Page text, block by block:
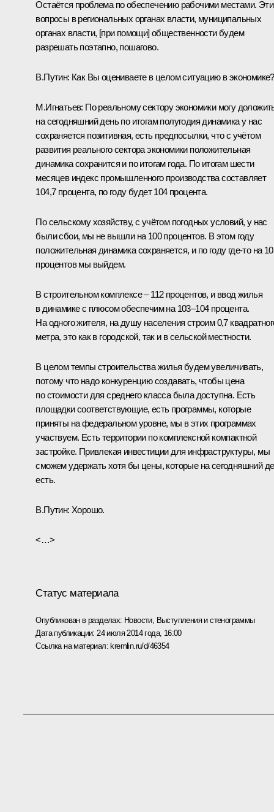
Остаётся проблема по обеспечению рабочими местами. Эти
вопросы в региональных органах власти, муниципальных
органах власти, [при помощи] общественности будем
разрешать поэтапно, пошагово.
В.Путин: Как Вы оцениваете в целом ситуацию в экономике?
М.Игнатьев: По реальному сектору экономики могу
на сегодняшний день по итогам полугодия динамика у нас
сохраняется позитивная, есть предпосылки, что с учётом
развития реального сектора экономики положительная
динамика сохранится и по итогам года. По итогам шести
месяцев индекс промышленного производства составляет
104,7 процента, по году будет 104 процента.
По сельскому хозяйству, с учётом погодных условий, у нас
были сбои, мы не вышли на 100 процентов. В этом году
положительная динамика сохраняется, и по году где‑то на
процентов мы выйдем.
В строительном комплексе – 112 процентов, и ввод жилья
в динамике с плюсом обеспечим на 103–104 процента.
На одного жителя, на душу населения строим 0,7
метра, это как в городской, так и в сельской местности.
В целом темпы строительства жилья будем увеличивать,
потому что надо конкуренцию создавать, чтобы цена
по стоимости для среднего класса была доступна. Есть
площадки соответствующие, есть программы, которые
приняты на федеральном уровне, мы в этих программах
участвуем. Есть территории по комплексной компактной
застройке. Привлекая инвестиции для инфраструктуры, мы
сможем удержать хотя бы цены, которые на сегодняшний
есть.
В.Путин: Хорошо.
<…>
Статус материала
Опубликован в разделах: Новости, Выступления и стенограммы
Дата публикации: 24 июля 2014 года, 16:00
Ссылка на материал: kremlin.ru/d/46354